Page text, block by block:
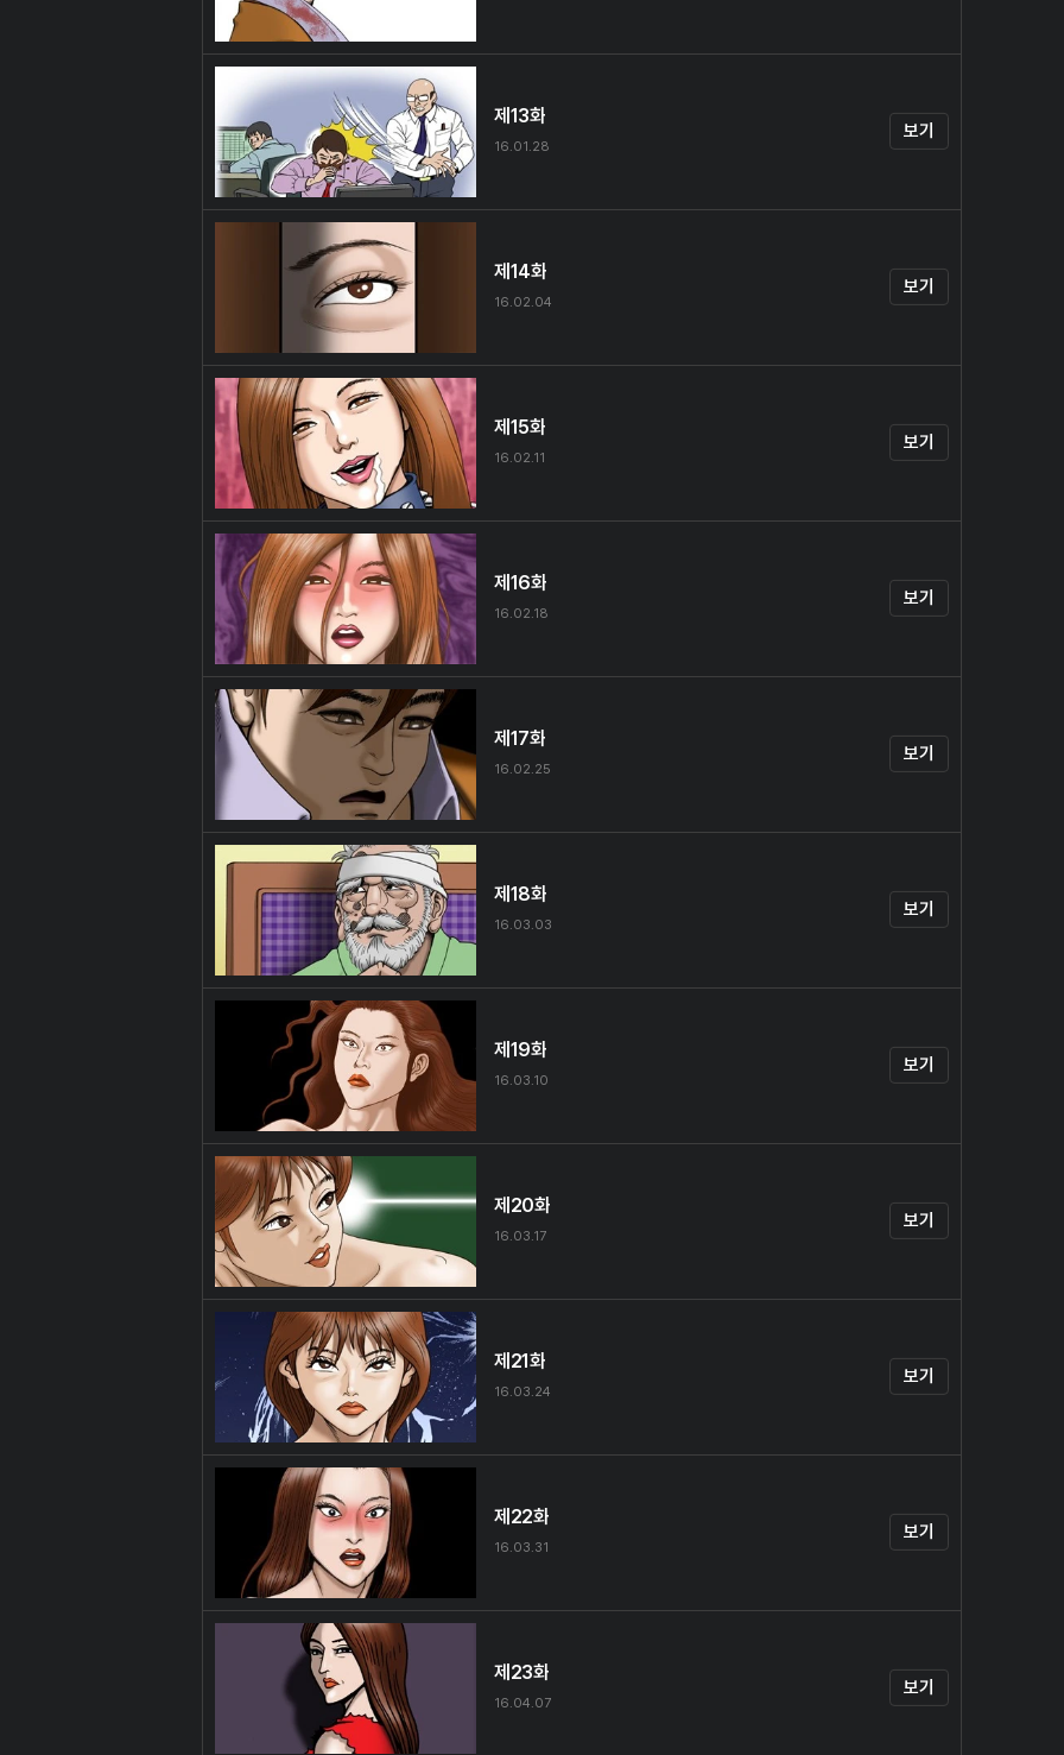
제13화
16.01.28
보기
제14화
16.02.04
보기
제15화
16.02.11
보기
제16화
16.02.18
보기
제17화
16.02.25
보기
제18화
16.03.03
보기
제19화
16.03.10
보기
제20화
16.03.17
보기
제21화
16.03.24
보기
제22화
16.03.31
보기
제23화
16.04.07
보기